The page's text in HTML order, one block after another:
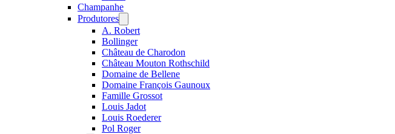
Champanhe
Produtores
menu
A. Robert
Bollinger
Château de Charodon
Château Mouton Rothschild
Domaine de Bellene
Domaine François Gaunoux
Famille Grossot
Louis Jadot
Louis Roederer
Pol Roger